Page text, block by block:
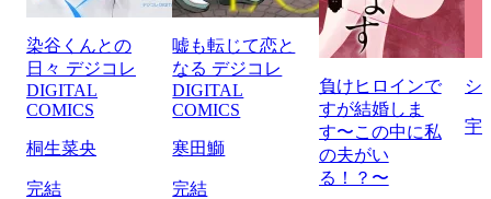
染谷くんとの
日々 デジコレ
DIGITAL
COMICS
桐生菜央
完結
嘘も転じて恋と
なる デジコレ
DIGITAL
COMICS
寒田鰤
完結
負けヒロインで
すが結婚しま
す〜この中に私
の夫がい
る！？〜
シ
宇